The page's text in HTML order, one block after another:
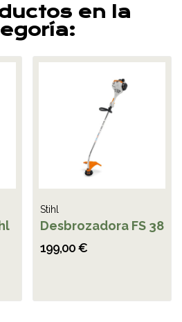
en la
Stihl
Desbrozadora FS 38
199,00 €